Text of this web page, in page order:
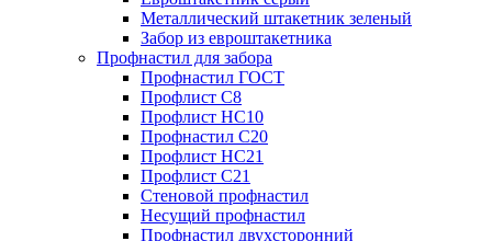
Металлический штакетник зеленый
Забор из евроштакетника
Профнастил для забора
Профнастил ГОСТ
Профлист С8
Профлист НС10
Профнастил С20
Профлист НС21
Профлист С21
Стеновой профнастил
Несущий профнастил
Профнастил двухсторонний